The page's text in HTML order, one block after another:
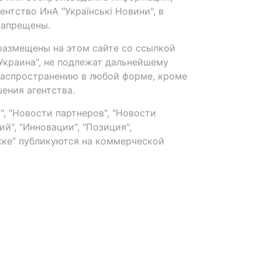
ИнА "Українські Новини", в
на этом сайте со ссылкой
не подлежат дальнейшему
в любой форме, кроме
агентства.
"Новости партнеров", "Новости
"Инновации", "Позиция",
публикуются на коммерческой